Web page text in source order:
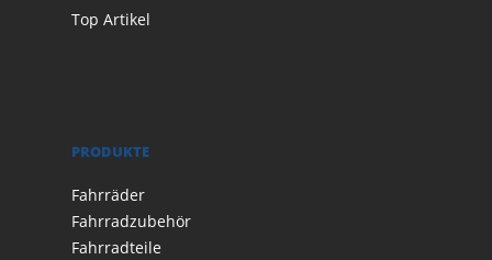
Top Artikel
PRODUKTE
Fahrräder
Fahrradzubehör
Fahrradteile